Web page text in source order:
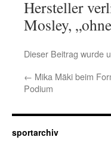
Hersteller
Mosley,
Dieser Beitrag wurde
← Mika Mäki beim
Podium
sportarchiv